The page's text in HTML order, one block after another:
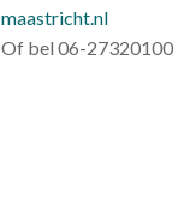
maastricht.nl
Of bel 06-27320100